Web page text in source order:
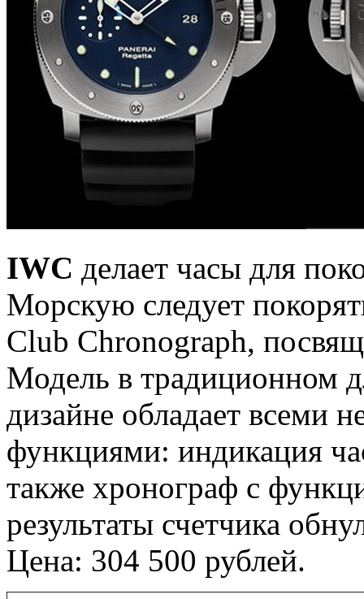
IWC делает часы для
Морскую следует
Club Chronograph,
Модель в традиционном
дизайне обладает всеми
функциями: индикация
также хронограф с
результаты счетчика
Цена: 304 500 рублей.